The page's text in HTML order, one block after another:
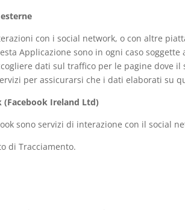
con i social network, o con altre
Applicazione sono in ogni caso
dati sul traffico per le pagine dove
per assicurarsi che i dati elaborati su
(Facebook Ireland Ltd)
sono servizi di interazione con il social
di Tracciamento.